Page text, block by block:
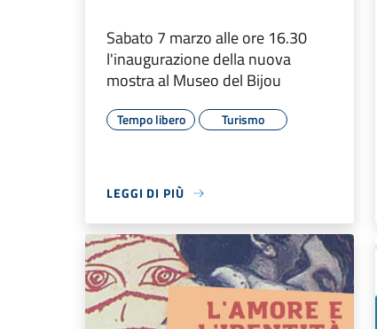
Sabato 7 marzo alle ore 16.30
l'inaugurazione della nuova
mostra al Museo del Bijou
Tempo libero Turismo
LEGGI DI PIÙ